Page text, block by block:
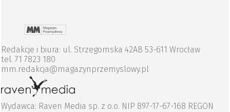
Redakcje i biura: ul. Strzegomska 42AB 53-611 Wrocław
tel. 71 7823 180
mm.redakcja@magazynprzemyslowy.pl
Wydawca: Raven Media sp. z o.o. NIP 897-17-67-168 REGON